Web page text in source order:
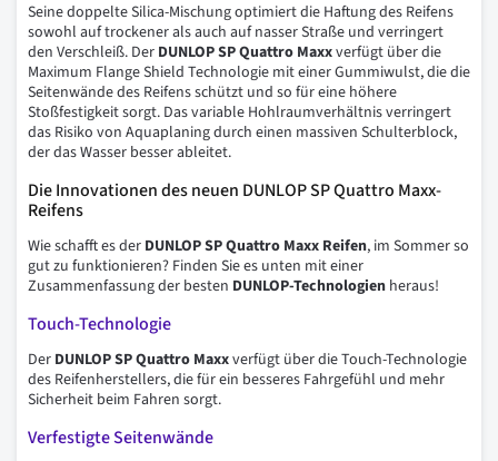
Seine doppelte Silica-Mischung optimiert die Haftung des Reifens
sowohl auf trockener als auch auf nasser Straße und verringert
den Verschleiß. Der DUNLOP SP Quattro Maxxverfügt über die
Maximum Flange Shield Technologie mit einer Gummiwulst, die die
Seitenwände des Reifens schützt und so für eine höhere
Stoßfestigkeit sorgt. Das variable Hohlraumverhältnis verringert
das Risiko von Aquaplaning durch einen massiven Schulterblock,
der das Wasser besser ableitet.
Die Innovationen des neuen DUNLOP SP Quattro Maxx-
Reifens
Wie schafft es der DUNLOP SP Quattro Maxx Reifen, im Sommer so
gut zu funktionieren? Finden Sie es unten mit einer
Zusammenfassung der besten DUNLOP-Technologien heraus!
Touch-Technologie
Der DUNLOP SP Quattro Maxxverfügt über die Touch-Technologie
des Reifenherstellers, die für ein besseres Fahrgefühl und mehr
Sicherheit beim Fahren sorgt.
Verfestigte Seitenwände